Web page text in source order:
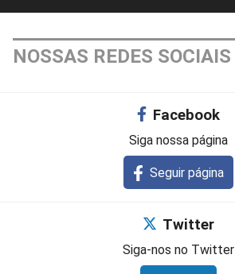
NOSSAS REDES SOCIAIS
Facebook
Siga nossa página
Seguir página
Twitter
Siga-nos no Twitter